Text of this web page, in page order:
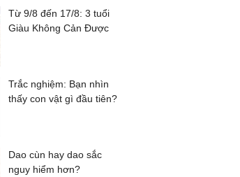
Từ 9/8 đến 17/8: 3 tuổi
Giàu Không Cản Được
Trắc nghiệm: Bạn nhìn
thấy con vật gì đầu tiên?
Dao cùn hay dao sắc
nguy hiểm hơn?